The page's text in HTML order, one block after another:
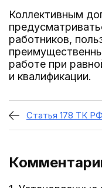
Коллективным
работников,
работе при
и квалификации.
Статья 178 ТК РФ